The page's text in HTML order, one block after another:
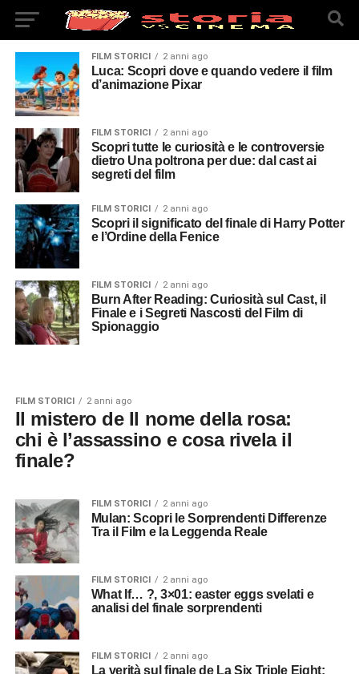
FILM STORICI 2 anni ago
Luca: Scopri dove e quando vedere il film
d’animazione Pixar
FILM STORICI 2 anni ago
Scopri tutte le curiosità e le controversie
dietro Una poltrona per due: dal cast ai
segreti del film
FILM STORICI 2 anni ago
Scopri il significato del finale di Harry Potter
e l’Ordine della Fenice
FILM STORICI 2 anni ago
Burn After Reading: Curiosità sul Cast, il
Finale e i Segreti Nascosti del Film di
Spionaggio
FILM STORICI 2 anni ago
Il mistero de Il nome della rosa:
chi è l’assassino e cosa rivela il
finale?
FILM STORICI 2 anni ago
Mulan: Scopri le Sorprendenti Differenze
Tra il Film e la Leggenda Reale
FILM STORICI 2 anni ago
What If… ?, 3×01: easter eggs svelati e
analisi del finale sorprendenti
FILM STORICI 2 anni ago
La verità sul finale de La Six Triple Eight: